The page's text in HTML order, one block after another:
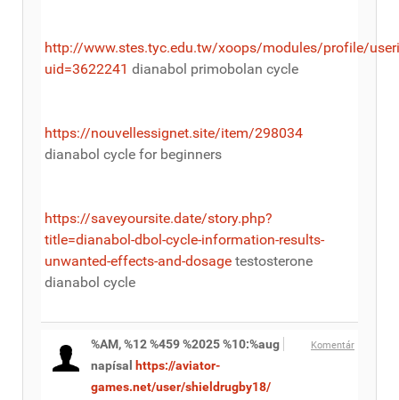
http://www.stes.tyc.edu.tw/xoops/modules/profile/
uid=3622241 dianabol primobolan cycle
https://nouvellessignet.site/item/298034
dianabol cycle for beginners
https://saveyoursite.date/story.php?
title=dianabol-dbol-cycle-information-results-
unwanted-effects-and-dosage testosterone
dianabol cycle
Komentár
%AM, %12 %459 %2025 %10:%aug
napísal
https://aviator-
games.net/user/shieldrugby18/